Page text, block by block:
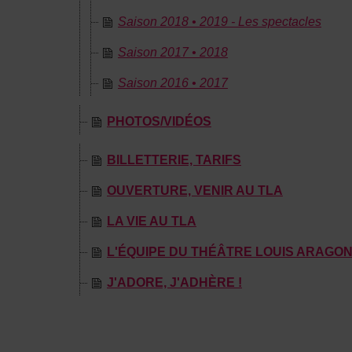
Saison 2018 • 2019 - Les spectacles
Saison 2017 • 2018
Saison 2016 • 2017
PHOTOS/VIDÉOS
BILLETTERIE, TARIFS
OUVERTURE, VENIR AU TLA
LA VIE AU TLA
L'ÉQUIPE DU THÉÂTRE LOUIS ARAGON
J'ADORE, J'ADHÈRE !